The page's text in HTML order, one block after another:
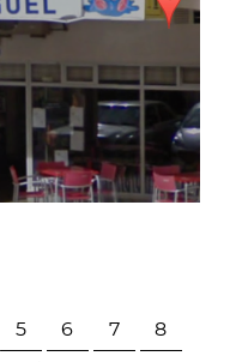
5 6 7 8